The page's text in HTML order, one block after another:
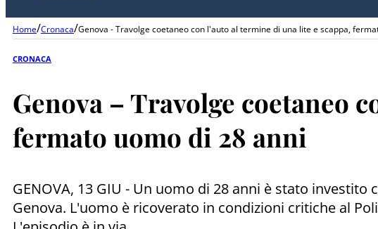
Home/Cronaca/Genova - Travolge coetaneo con l'auto al termine di una lite e scappa,
CRONACA
Genova – Travolge coetaneo
fermato uomo di 28 anni
GENOVA, 13 GIU - Un uomo di 28 anni è stato
Genova. L'uomo è ricoverato in condizioni critiche al